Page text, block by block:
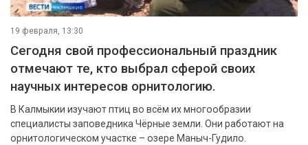
19 февраля, 13:30
Сегодня свой профессиональный праздник
отмечают те, кто выбрал сферой своих
научных интересов орнитологию.
В Калмыкии изучают птиц во всём их многообразии
специалисты заповедника Чёрные земли. Они работают на
орнитологическом участке – озере Маныч-Гудило.